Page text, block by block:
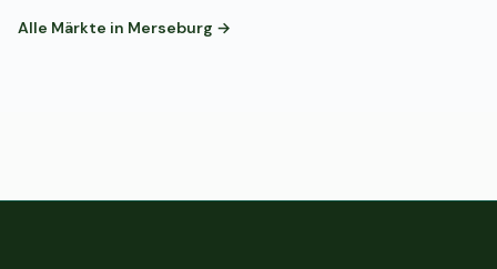
Alle Märkte in Merseburg →